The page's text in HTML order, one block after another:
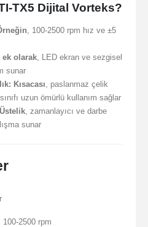
TX5 Dijital Vorteks?
, 100-2500 rpm hız ve ±5
ek olarak, LED ekran ve sezgisel
sunar
Kısacası , paslanmaz çelik
uzun ömürlü kullanım sağlar
Üstelik, zamanlayıcı ve darbe
sunar
100-2500 rpm